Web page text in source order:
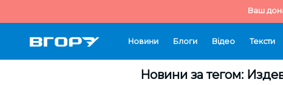
Ваш
Новини Блоги Відео Тексти
Новини за тегом: